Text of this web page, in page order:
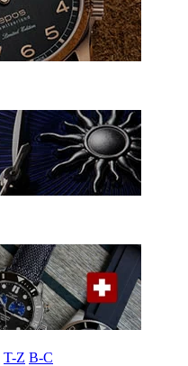
T-Z В-С